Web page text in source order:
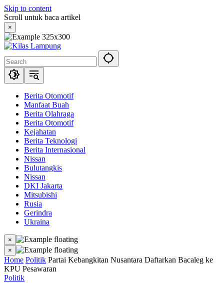
Skip to content
Scroll untuk baca artikel
×
Berita Otomotif
Manfaat Buah
Berita Olahraga
Berita Otomotif
Kejahatan
Berita Teknologi
Berita Internasional
Nissan
Bulutangkis
Nissan
DKI Jakarta
Mitsubishi
Rusia
Gerindra
Ukraina
×
×
Home Politik Partai Kebangkitan Nusantara Daftarkan Bacaleg ke
KPU Pesawaran
Politik